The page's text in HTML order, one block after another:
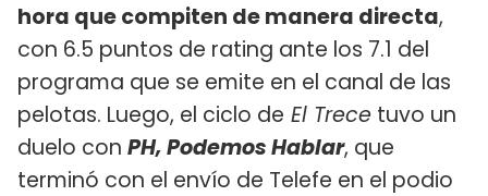
hora que compiten de manera directa,
con 6.5 puntos de rating ante los 7.1 del
programa que se emite en el canal de las
pelotas. Luego, el ciclo de El Trece tuvo un
duelo con PH, Podemos Hablar, que
terminó con el envío de Telefe en el podio